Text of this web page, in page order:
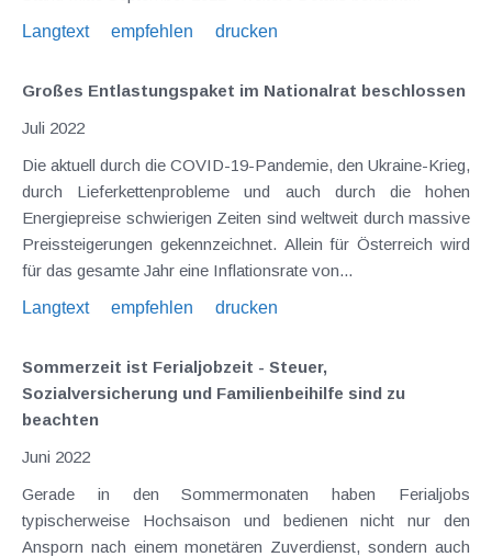
Langtext
empfehlen drucken
Großes Entlastungspaket im Nationalrat beschlossen
Juli 2022
Die aktuell durch die COVID-19-Pandemie, den Ukraine-Krieg,
durch Lieferkettenprobleme und auch durch die hohen
Energiepreise schwierigen Zeiten sind weltweit durch massive
Preissteigerungen gekennzeichnet. Allein für Österreich wird
für das gesamte Jahr eine Inflationsrate von...
Langtext
empfehlen drucken
Sommerzeit ist Ferialjobzeit - Steuer,
Sozialversicherung und Familienbeihilfe sind zu
beachten
Juni 2022
Gerade in den Sommermonaten haben Ferialjobs
typischerweise Hochsaison und bedienen nicht nur den
Ansporn nach einem monetären Zuverdienst, sondern auch